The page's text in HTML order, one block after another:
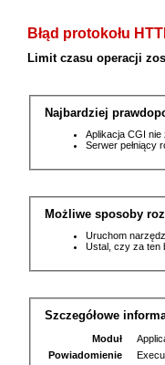
Błąd protokołu
Limit czasu operacji
Najbardziej
Aplikacja CGI nie
Serwer pełniący
Możliwe sposoby
Uruchom
Ustal, czy za ten
Szczegółowe
Moduł
Powiadomienie